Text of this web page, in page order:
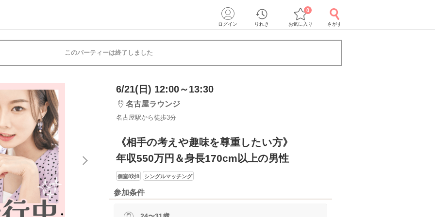
ログイン りれき お気に入り
0
さがす
このパーティーは終了しました
6/21(日) 12:00～13:30
名古屋ラウンジ
名古屋駅から徒歩3分
《相手の考えや趣味を尊重したい方》
年収550万円＆身長170cm以上の男性
個室8対8 シングルマッチング
参加条件